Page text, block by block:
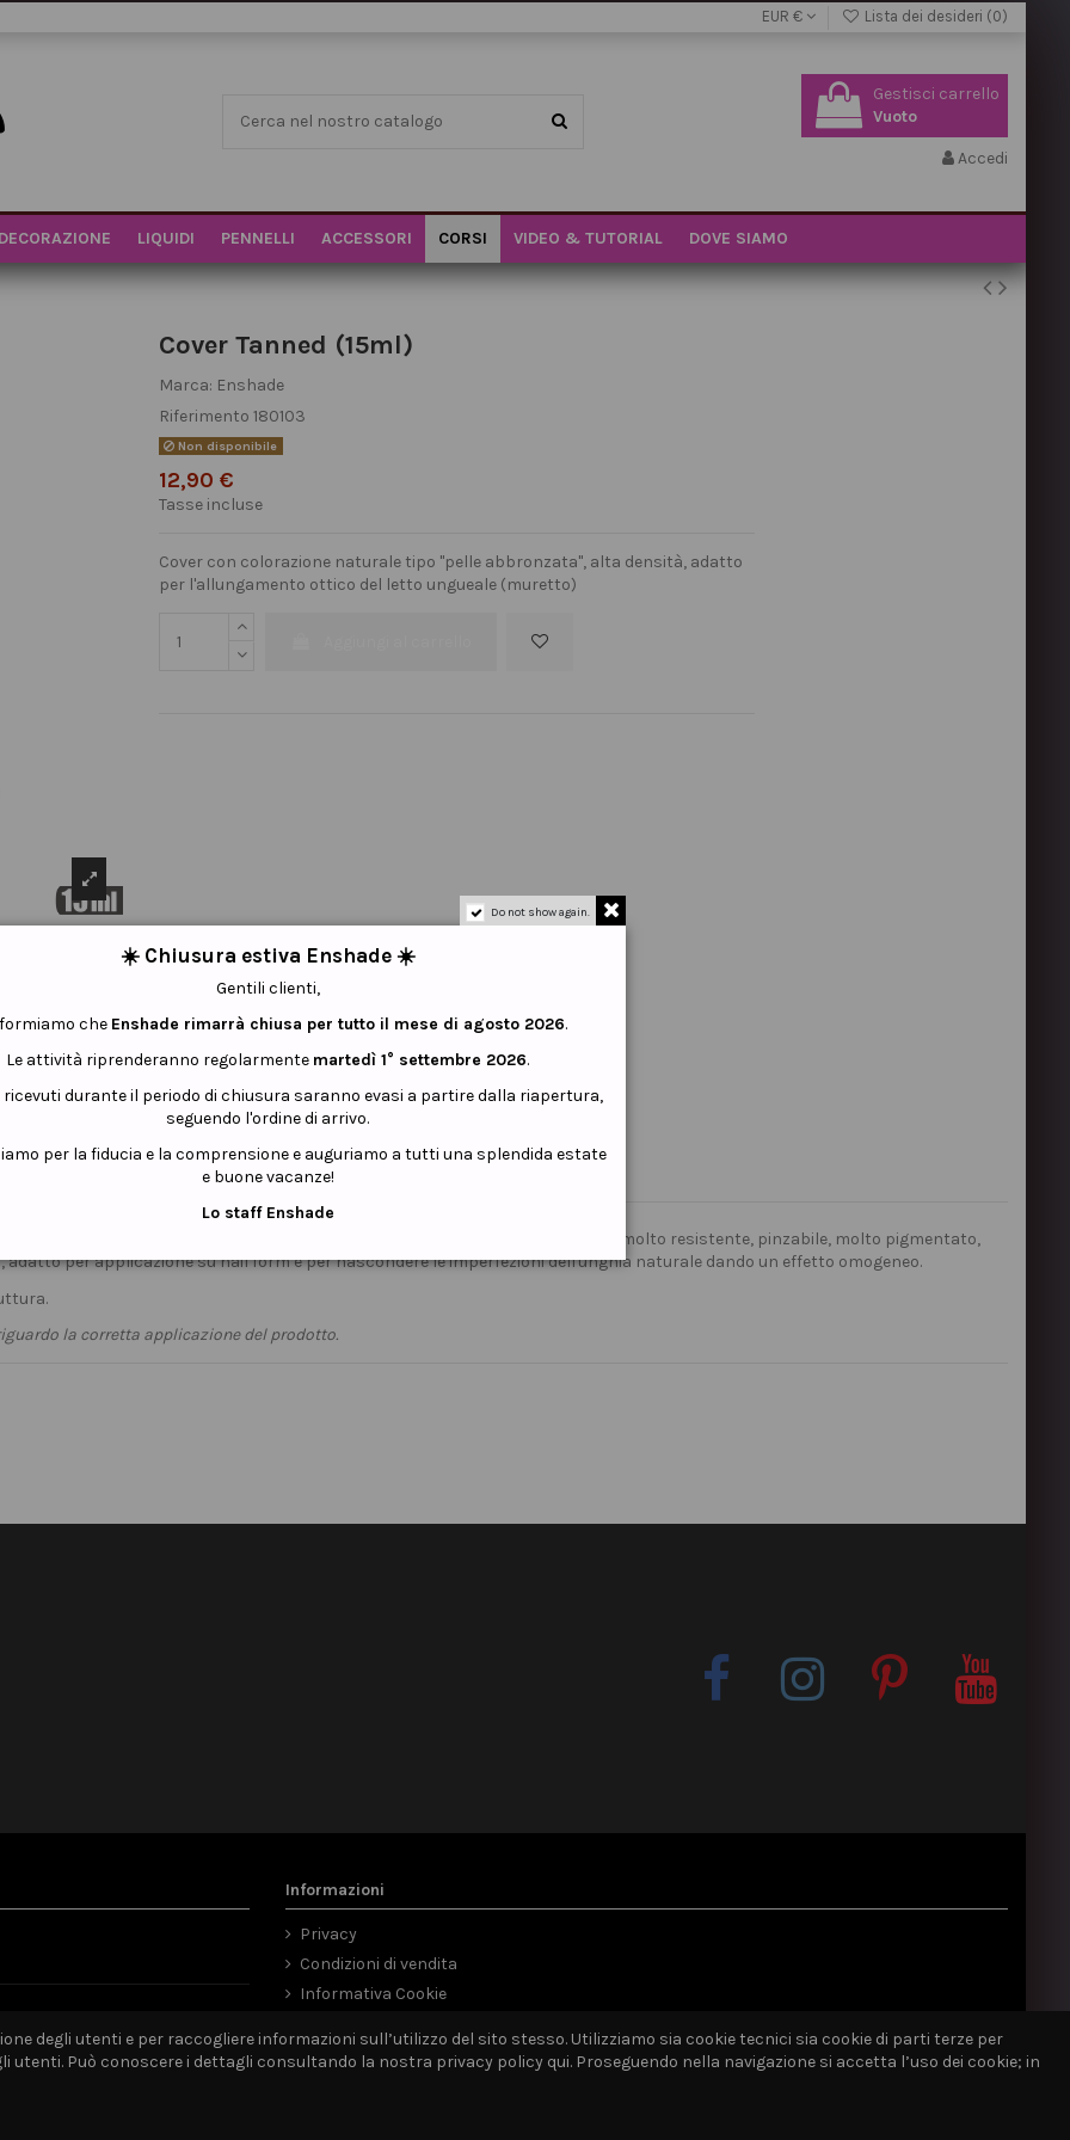
EUR € Lista dei desideri (0)
Gestisci carrello
Vuoto
Accedi
LIQUIDI PENNELLI ACCESSORI CORSI VIDEO & TUTORIAL DOVE SIAMO
Cover Tanned (15ml)
Marca: Enshade
Riferimento 180103
Non disponibile
12,90 €
Tasse incluse
Cover con colorazione naturale tipo "pelle abbronzata", alta densità, adatto
per l'allungamento ottico del letto ungueale (muretto)
, non cola, senza acidi, mantiene perfettamente la "Curva C", molto resistente, pinzabile, molto pigmentato,
per applicazione su nail form e per nascondere le imperfezioni dell'unghia naturale dando un effetto omogeneo.
la corretta applicazione del prodotto.
Informazioni
Privacy
Condizioni di vendita
Informativa Cookie
Do not show again.
☀️ Chiusura estiva Enshade ☀️
Gentili clienti,
che Enshade rimarrà chiusa per tutto il mese di agosto 2026.
Le attività riprenderanno regolarmente martedì 1° settembre 2026.
ricevuti durante il periodo di chiusura saranno evasi a partire dalla riapertura,
seguendo l'ordine di arrivo.
per la fiducia e la comprensione e auguriamo a tutti una splendida estate
e buone vacanze!
Lo staff Enshade
degli utenti e per raccogliere informazioni sull’utilizzo del sito stesso. Utilizziamo sia cookie tecnici sia cookie di parti terze per
Può conoscere i dettagli consultando la nostra privacy policy qui. Proseguendo nella navigazione si accetta l’uso dei cookie; in